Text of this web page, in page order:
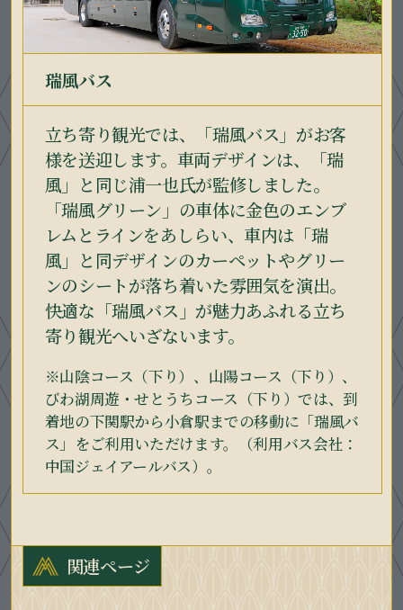
瑞風バス
立ち寄り観光では、「瑞風バス」がお客
様を送迎します。車両デザインは、「瑞
風」と同じ浦一也氏が監修しました。
「瑞風グリーン」の車体に金色のエンブ
レムとラインをあしらい、車内は「瑞
風」と同デザインのカーペットやグリー
ンのシートが落ち着いた雰囲気を演出。
快適な「瑞風バス」が魅力あふれる立ち
寄り観光へいざないます。
※山陰コース（下り）、山陽コース（下り）、
びわ湖周遊・せとうちコース（下り）では、到
着地の下関駅から小倉駅までの移動に「瑞風バ
ス」をご利用いただけます。（利用バス会社：
中国ジェイアールバス）。
関連ページ